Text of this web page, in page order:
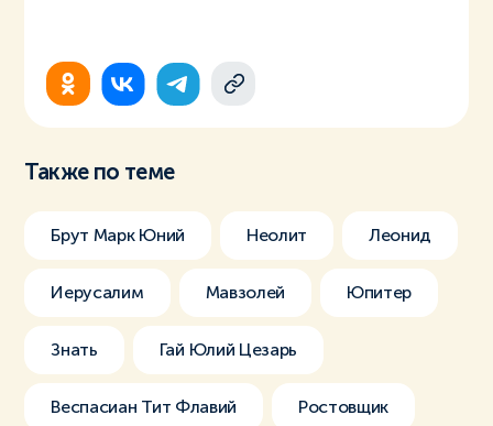
Также по теме
Брут Марк Юний Неолит Леонид
Иерусалим Мавзолей Юпитер
Знать Гай Юлий Цезарь
Веспасиан Тит Флавий Ростовщик